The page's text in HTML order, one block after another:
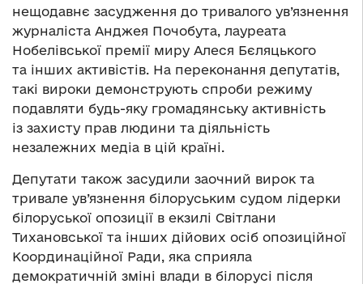
нещодавнє засудження до тривалого ув’язнення
журналіста Анджея Почобута, лауреата
Нобелівської премії миру Алеся Бєляцького
та інших активістів. На переконання депутатів,
такі вироки демонструють спроби режиму
подавляти будь-яку громадянську активність
із захисту прав людини та діяльність
незалежних медіа в цій країні.
Депутати також засудили заочний вирок та
тривале ув’язнення білоруським судом лідерки
білоруської опозиції в екзилі Світлани
Тихановської та інших дійових осіб опозиційної
Координаційної Ради, яка сприяла
демократичній зміні влади в білорусі після